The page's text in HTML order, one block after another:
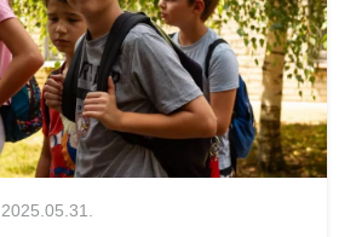
2025.05.31.